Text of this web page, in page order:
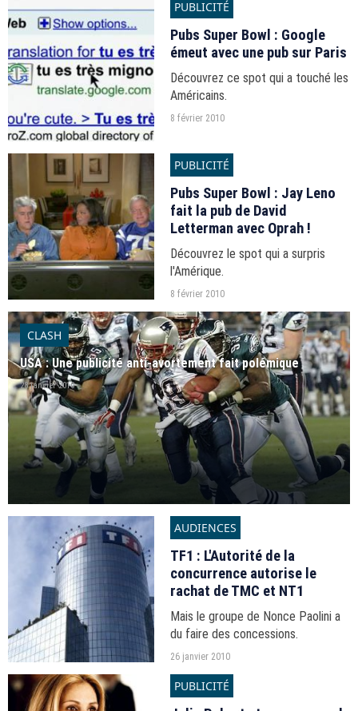
PUBLICITÉ
Pubs Super Bowl : Google
émeut avec une pub sur Paris
Découvrez ce spot qui a touché les
Américains.
8 février 2010
PUBLICITÉ
Pubs Super Bowl : Jay Leno
fait la pub de David
Letterman avec Oprah !
Découvrez le spot qui a surpris
l'Amérique.
8 février 2010
CLASH
USA : Une publicité anti-avortement fait polémique
28 janvier 2010
AUDIENCES
TF1 : L'Autorité de la
concurrence autorise le
rachat de TMC et NT1
Mais le groupe de Nonce Paolini a
du faire des concessions.
26 janvier 2010
PUBLICITÉ